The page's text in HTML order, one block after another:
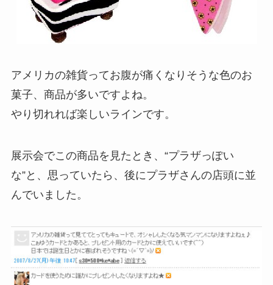
アメリカの雑貨ってお腹が痛くなりそうな色のお
菓子、商品が多いですよね。
やり切れれば楽しいラインです。
展示会でこの商品を見たとき、“プラザっぽい
な”と、思っていたら、後にプラザさんの店頭に並
んでいました。